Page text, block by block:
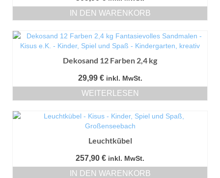
IN DEN WARENKORB
Dekosand 12 Farben 2,4 kg
29,99 € inkl. MwSt.
WEITERLESEN
Leuchtkübel
257,90 € inkl. MwSt.
IN DEN WARENKORB